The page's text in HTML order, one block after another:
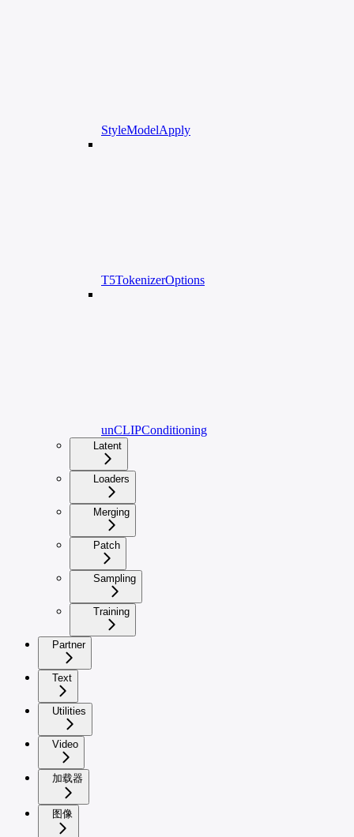
StyleModelApply
T5TokenizerOptions
unCLIPConditioning
Latent
Loaders
Merging
Patch
Sampling
Training
Partner
Text
Utilities
Video
加载器
图像